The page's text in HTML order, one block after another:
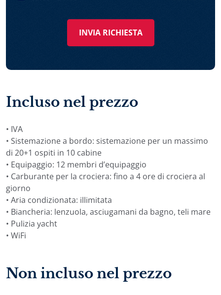
INVIA RICHIESTA
Incluso nel prezzo
• IVA
• Sistemazione a bordo: sistemazione per un massimo
di 20+1 ospiti in 10 cabine
• Equipaggio: 12 membri d’equipaggio
• Carburante per la crociera: fino a 4 ore di crociera al
giorno
• Aria condizionata: illimitata
• Biancheria: lenzuola, asciugamani da bagno, teli mare
• Pulizia yacht
• WiFi
Non incluso nel prezzo